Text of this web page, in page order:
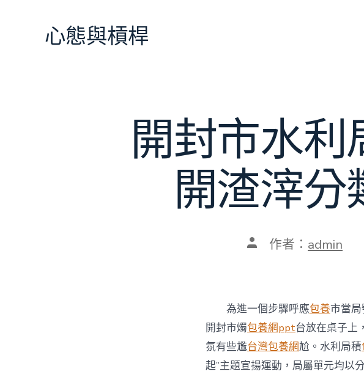
心態與槓桿
開封市水
開渣滓
文 作者： admin
為進一個步驟呼應包養市當局
開封市燭包養網ppt台放在桌子上
氛有些尷台灣包養網尬。水利局積
起”主題宣揚運動，局屬單元均以